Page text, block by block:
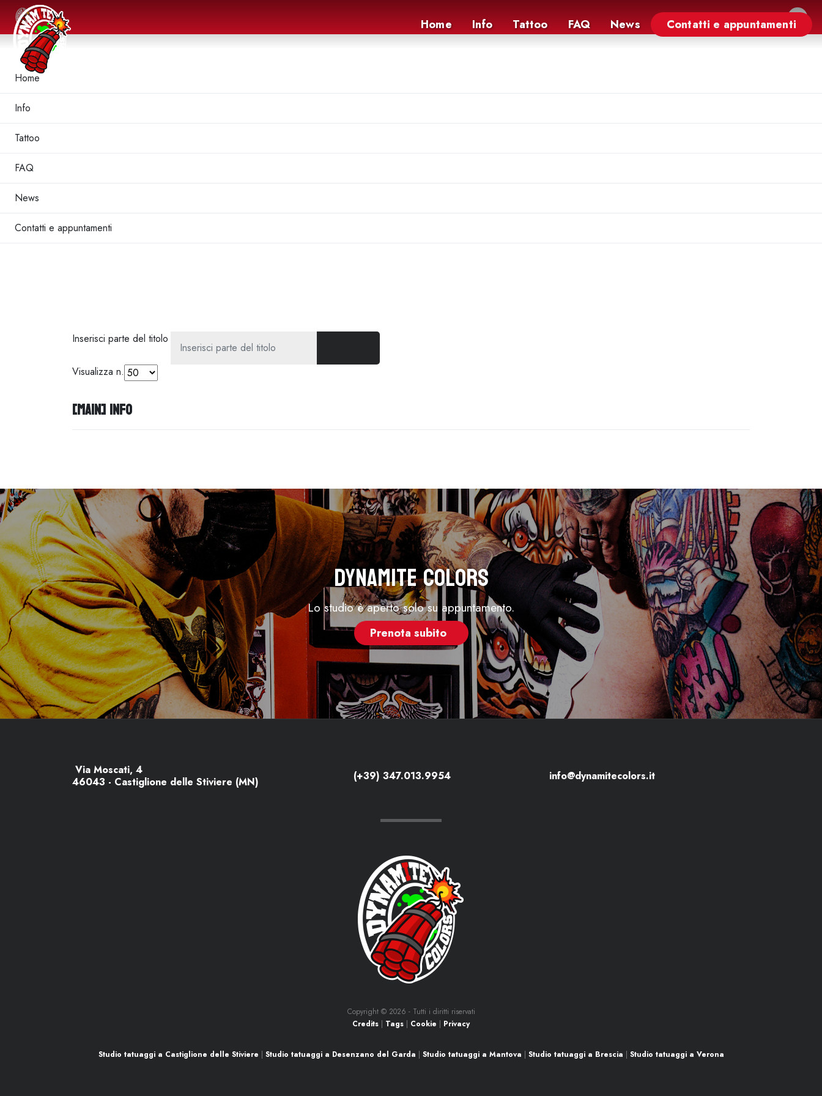
×
Home
Info
Tattoo
FAQ
News
Contatti e appuntamenti
Home Info Tattoo FAQ News Contatti e appuntamenti
Inserisci parte del titolo
Visualizza n.
[MAIN] Info
Dynamite Colors
Lo studio è aperto solo su appuntamento.
Prenota subito
Via Moscati, 4
46043 - Castiglione delle Stiviere (MN)
(+39) 347.013.9954 info@dynamitecolors.it
Copyright © 2026 - Tutti i diritti riservati
Credits | Tags | Cookie | Privacy
Studio tatuaggi a Castiglione delle Stiviere | Studio tatuaggi a Desenzano del Garda | Studio tatuaggi a Mantova | Studio tatuaggi a Brescia | Studio tatuaggi a Verona